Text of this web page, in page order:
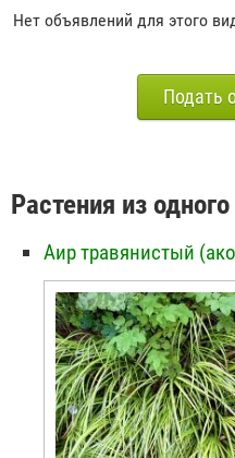
Нет объявлений для этого
Подать
Растения из
Аир травянистый